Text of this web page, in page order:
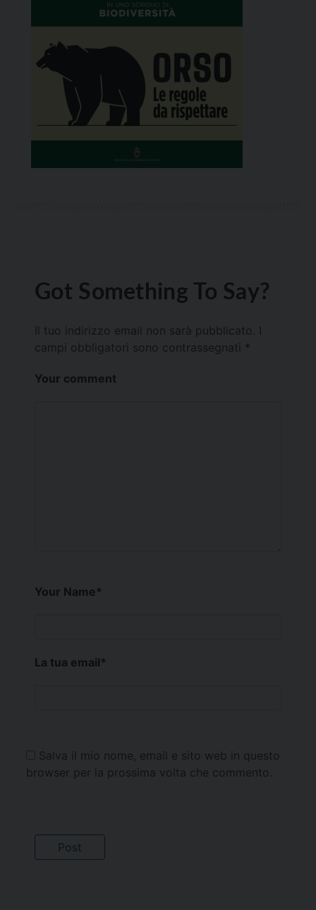
Got Something To Say?
Il tuo indirizzo email non sarà pubblicato.
campi obbligatori sono contrassegnati *
Your comment
Your Name*
La tua email*
Salva il mio nome, email e sito web in questo
browser per la prossima volta che commento.